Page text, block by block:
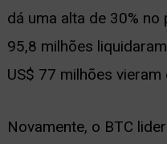
dá uma alta de 30% no
95,8 milhões
US$ 77 milhões
Novamente, o BTC